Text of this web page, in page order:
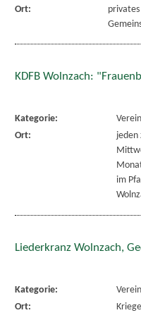
Ort:
privates
KDFB Wolnzach:
Kategorie:
Ort:
jeden
im
Liederkranz Wolnzach,
Kategorie:
Ort: